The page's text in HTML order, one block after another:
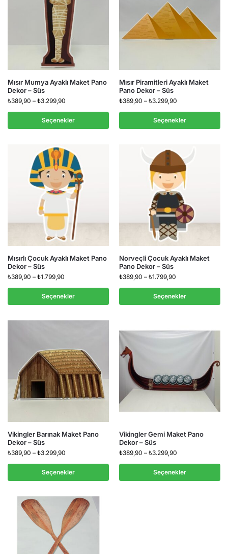
Mısır Mumya Ayaklı Maket Pano
Dekor – Süs
₺389,90 – ₺3.299,90
Seçenekler
Mısır Piramitleri Ayaklı Maket
Pano Dekor – Süs
₺389,90 – ₺3.299,90
Seçenekler
Mısırlı Çocuk Ayaklı Maket Pano
Dekor – Süs
₺389,90 – ₺1.799,90
Seçenekler
Norveçli Çocuk Ayaklı Maket
Pano Dekor – Süs
₺389,90 – ₺1.799,90
Seçenekler
Vikingler Barınak Maket Pano
Dekor – Süs
₺389,90 – ₺3.299,90
Seçenekler
Vikingler Gemi Maket Pano
Dekor – Süs
₺389,90 – ₺3.299,90
Seçenekler